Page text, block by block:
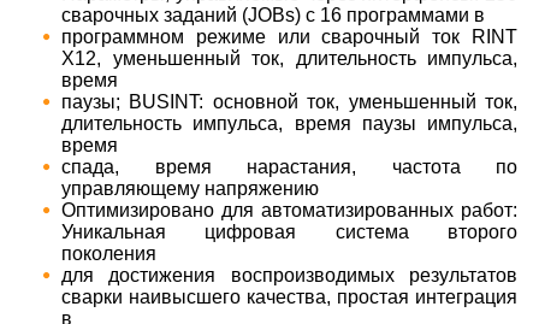
сварочных заданий (JOBs) с 16 программами в
программном режиме или сварочный ток RINT
X12, уменьшенный ток, длительность импульса,
время
паузы; BUSINT: основной ток, уменьшенный ток,
длительность импульса, время паузы импульса,
время
спада, время нарастания, частота по
управляющему напряжению
Оптимизировано для автоматизированных работ:
Уникальная цифровая система второго
поколения
для достижения воспроизводимых результатов
сварки наивысшего качества, простая интеграция
в